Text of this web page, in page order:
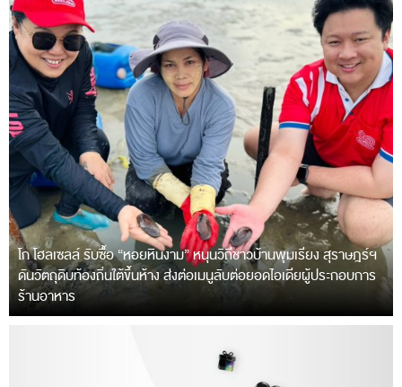
โก โฮลเซลล์ รับซื้อ “หอยหินงาม” หนุนวิถีชาวบ้านพุมเรียง สุราษฎร์ฯ
ดันวัตถุดิบท้องถิ่นใต้ขึ้นห้าง ส่งต่อเมนูลับต่อยอดไอเดียผู้ประกอบการ
ร้านอาหาร